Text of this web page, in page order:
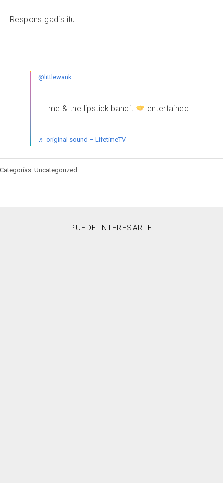
Respons gadis itu:
@littlewank
me & the lipstick bandit entertained
♬ original sound – LifetimeTV
Categorías: Uncategorized
PUEDE INTERESARTE